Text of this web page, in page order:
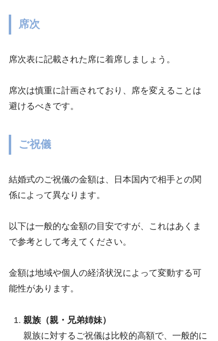
席次
席次表に記載された席に着席しましょう。
席次は慎重に計画されており、席を変えることは
避けるべきです。
ご祝儀
結婚式のご祝儀の金額は、日本国内で相手との関
係によって異なります。
以下は一般的な金額の目安ですが、これはあくま
で参考として考えてください。
金額は地域や個人の経済状況によって変動する可
能性があります。
親族（親・兄弟姉妹）
親族に対するご祝儀は比較的高額で、一般的に